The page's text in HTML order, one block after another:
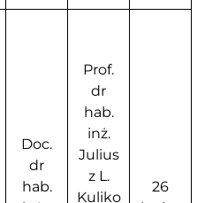
Doc.
dr
hab.
Prof.
dr
hab.
inż.
Julius
z L.
Kuliko
26